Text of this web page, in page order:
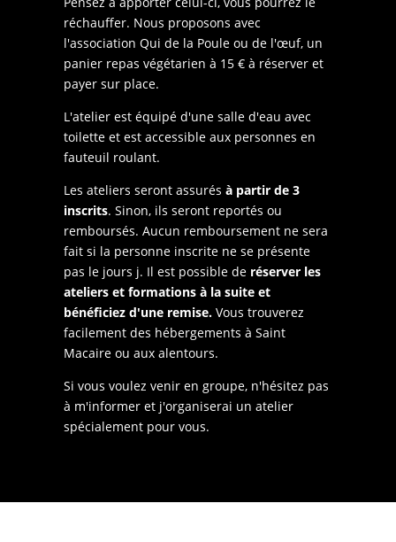
réchauffer. Nous proposons avec
l'association Qui de la Poule ou de l'œuf, un
panier repas végétarien à 15 € à réserver et
payer sur place.
L'atelier est équipé d'une salle d'eau avec
toilette et est accessible aux personnes en
fauteuil roulant.
Les ateliers seront assurés à partir de 3
inscrits. Sinon, ils seront reportés ou
remboursés. Aucun remboursement ne sera
fait si la personne inscrite ne se présente
pas le jours j. Il est possible de réserver les
ateliers et formations à la suite et
bénéficiez d'une remise. Vous trouverez
facilement des hébergements à Saint
Macaire ou aux alentours.
Si vous voulez venir en groupe, n'hésitez pas
à m'informer et j'organiserai un atelier
spécialement pour vous.